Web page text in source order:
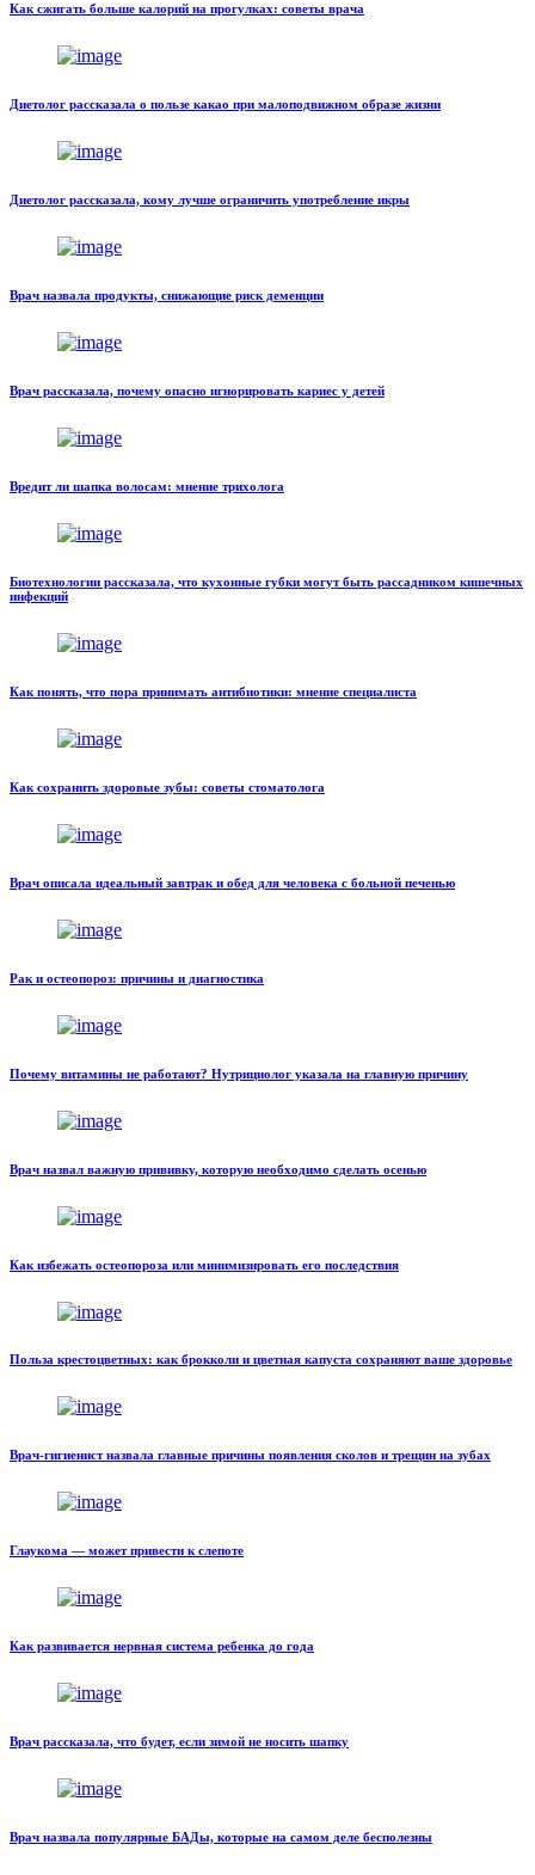
Как сжигать больше калорий на прогулках: советы врача
Диетолог рассказала о пользе какао при малоподвижном образе жизни
Диетолог рассказала, кому лучше ограничить употребление икры
Врач назвала продукты, снижающие риск деменции
Врач рассказала, почему опасно игнорировать кариес у детей
Вредит ли шапка волосам: мнение трихолога
Биотехнологии рассказала, что кухонные губки могут быть рассадником кишечных
инфекций
Как понять, что пора принимать антибиотики: мнение специалиста
Как сохранить здоровые зубы: советы стоматолога
Врач описала идеальный завтрак и обед для человека с больной печенью
Рак и остеопороз: причины и диагностика
Почему витамины не работают? Нутрициолог указала на главную причину
Врач назвал важную прививку, которую необходимо сделать осенью
Как избежать остеопороза или минимизировать его последствия
Польза крестоцветных: как брокколи и цветная капуста сохраняют ваше здоровье
Врач-гигиенист назвала главные причины появления сколов и трещин на зубах
Глаукома — может привести к слепоте
Как развивается нервная система ребенка до года
Врач рассказала, что будет, если зимой не носить шапку
Врач назвала популярные БАДы, которые на самом деле бесполезны